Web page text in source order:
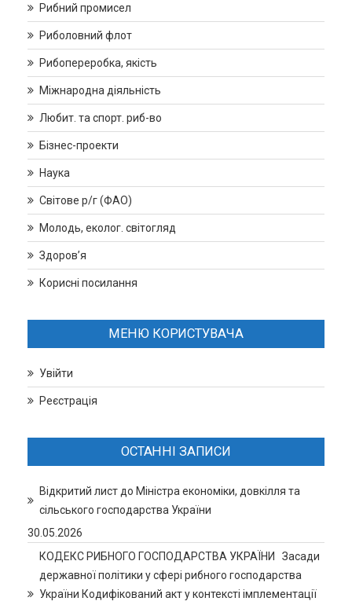
Рибний промисел
Риболовний флот
Рибопереробка, якість
Міжнародна діяльність
Любит. та спорт. риб-во
Бізнес-проекти
Наука
Світове р/г (ФАО)
Молодь, еколог. світогляд
Здоров’я
Корисні посилання
МЕНЮ КОРИСТУВАЧА
Увійти
Реєстрація
ОСТАННІ ЗАПИСИ
Відкритий лист до Міністра економіки, довкілля та
сільського господарства України
30.05.2026
КОДЕКС РИБНОГО ГОСПОДАРСТВА УКРАЇНИ Засади
державної політики у сфері рибного господарства
України Кодифікований акт у контексті імплементації